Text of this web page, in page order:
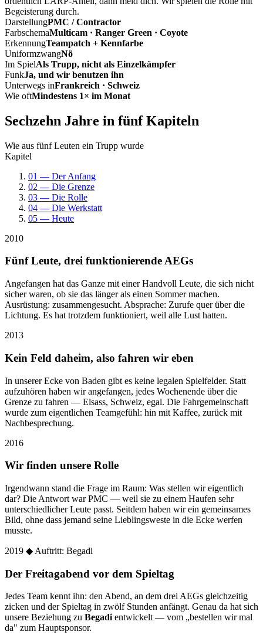
Begeisterung durch.
DarstellungPMC / Contractor
FarbschemaMulticam · Ranger Green · Coyote
ErkennungTeampatch + Kennfarbe
UniformzwangNö
Im SpielAls Trupp, nicht als Einzelkämpfer
FunkJa, und wir benutzen ihn
Unterwegs inFrankreich · Schweiz
Wie oftMindestens 1× im Monat
Sechzehn Jahre in fünf Kapiteln
Wie aus fünf Leuten ein Trupp wurde
Kapitel
01 — Der Anfang
02 — Die Grenze
03 — Die Rolle
04 — Die Werkstatt
05 — Heute
2010
Fünf Leute, drei funktionierende AEGs
Angefangen hat das Ganze mit einer Handvoll Leute, die sich nicht
sicher waren, ob sie das länger als einen Sommer machen.
Ausrüstung: zusammengesucht. Absprache: Zurufe quer über die
Lichtung. Es hat trotzdem funktioniert, weil alle Lust hatten.
2013
Kein Feld daheim, also fahren wir eben
In unserer Ecke von Baden gibt es keine legalen Spielfelder. Statt
aufzuhören haben wir angefangen, jedes Wochenende über die
Grenze zu fahren — Elsass, Schweiz, egal. Die Fahrgemeinschaft
wurde zum eigentlichen Teamgefühl: hin mit Kaffee, zurück mit
Nachbesprechung.
2016
Wir finden unsere Rolle
Irgendwann stand die Frage im Raum: Was stellen wir eigentlich
dar? Die Antwort war PMC — weil sie zu einem Haufen sehr
unterschiedlicher Leute passt. Seitdem haben wir ein gemeinsames
Bild, ohne dass jemand seine Lieblingsweste in die Ecke werfen
musste.
2019 ◆ Auftritt: Begadi
Der Freitagabend vor dem Spieltag
Jedes Team kennt ihn: den Abend, an dem drei AEGs gleichzeitig
zicken und der Spieltag in zwölf Stunden anfängt. Genau da hat sich
unsere Beziehung zu Begadientwickelt — vom „bestellen wir mal
da" zum Hauptsponsor.